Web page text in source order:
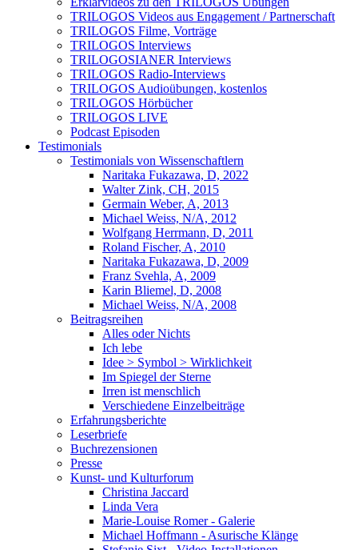
TRILOGOS Videos aus Engagement / Partnerschaft
TRILOGOS Filme, Vorträge
TRILOGOS Interviews
TRILOGOSIANER Interviews
TRILOGOS Radio-Interviews
TRILOGOS Audioübungen, kostenlos
TRILOGOS Hörbücher
TRILOGOS LIVE
Podcast Episoden
Testimonials
Testimonials von Wissenschaftlern
Naritaka Fukazawa, D, 2022
Walter Zink, CH, 2015
Germain Weber, A, 2013
Michael Weiss, N/A, 2012
Wolfgang Herrmann, D, 2011
Roland Fischer, A, 2010
Naritaka Fukazawa, D, 2009
Franz Svehla, A, 2009
Karin Bliemel, D, 2008
Michael Weiss, N/A, 2008
Beitragsreihen
Alles oder Nichts
Ich lebe
Idee > Symbol > Wirklichkeit
Im Spiegel der Sterne
Irren ist menschlich
Verschiedene Einzelbeiträge
Erfahrungsberichte
Leserbriefe
Buchrezensionen
Presse
Kunst- und Kulturforum
Christina Jaccard
Linda Vera
Marie-Louise Romer - Galerie
Michael Hoffmann - Asurische Klänge